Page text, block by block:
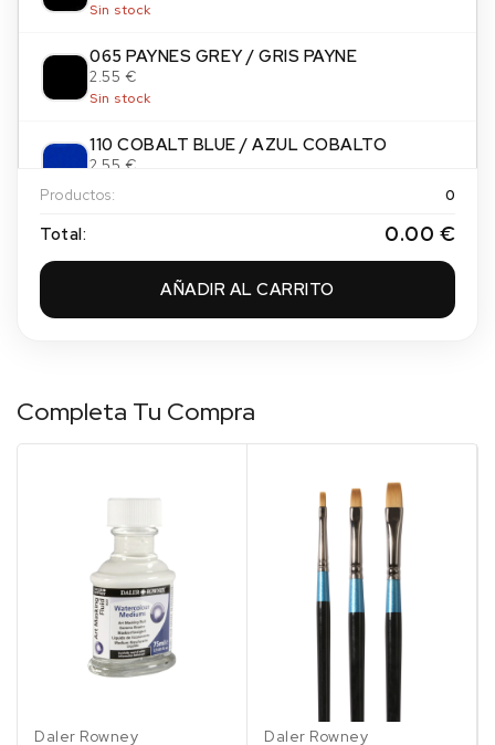
Sin stock
065 PAYNES GREY / GRIS PAYNE
2.55 €
Sin stock
110 COBALT BLUE / AZUL COBALTO
2.55 €
Sin stock
122 AZUL ULTRAMAR CLARO
123 ULTRAMARINE / AZUL ULTRAMAR
2.55 €
2.55 €
Sin stock
135 PRUSSIAN BLUE / AZUL DE PRUSIA
2.55 €
Sin stock
2.55 €
Productos: 0
Total: 0.00 €
AÑADIR AL CARRITO
Completa Tu Compra
Daler Rowney
Daler Rowney